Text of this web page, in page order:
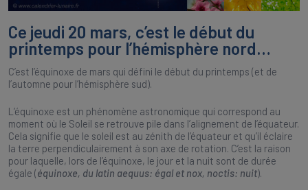
Ce jeudi 20 mars, c’est le début du
printemps pour l’hémisphère nord…
C’est l’équinoxe de mars qui défini le début du printemps (et de
l’automne pour l’hémisphère sud).
L’équinoxe est un phénomène astronomique qui correspond au
moment où le Soleil se retrouve pile dans l’alignement de l’équateur.
Cela signifie que le soleil est au zénith de l’équateur et qu’il éclaire
la terre perpendiculairement à son axe de rotation. C’est la raison
pour laquelle, lors de l’équinoxe, le jour et la nuit sont de durée
égale (équinoxe, du latin aequus: égal et nox, noctis: nuit).